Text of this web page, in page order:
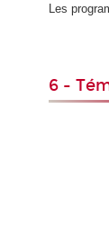
Les
6 -